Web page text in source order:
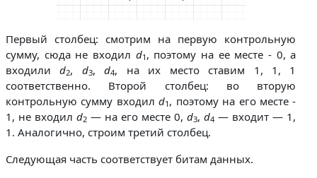
Первый столбец: смотрим на первую контрольную
сумму, сюда не входил d1 , поэтому на ее месте - 0, а
входилиd2, d3,d4, на их место ставим 1, 1, 1
соответственно. Второй столбец: во вторую
контрольную сумму входилd1, поэтому на его месте -
1, не входилd2 — на его месте 0,d3,d4 — входит — 1,
1. Аналогично, строим третий столбец.
Следующая часть соответствует битам данных.